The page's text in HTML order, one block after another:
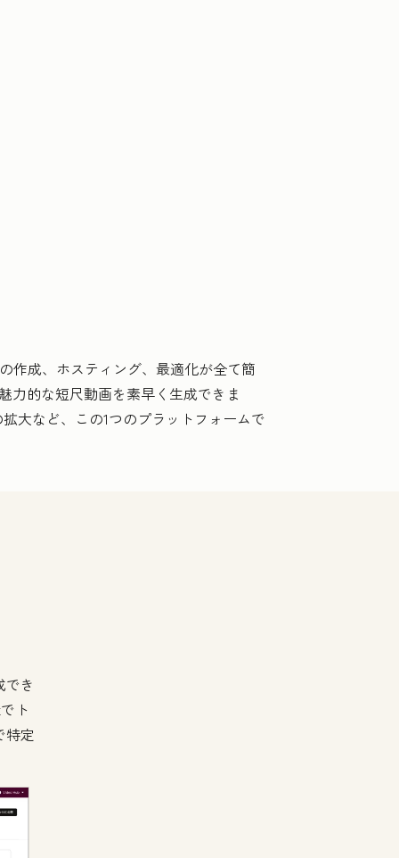
作成、ホスティング、最適化が全て簡
力的な短尺動画を素早く生成できま
大など、この1つのプラットフォームで
き
ト
特定